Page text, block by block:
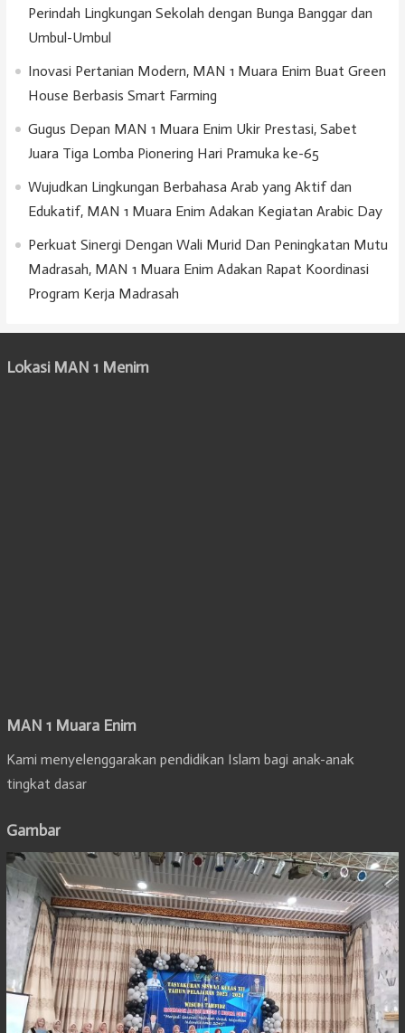
Perindah Lingkungan Sekolah dengan Bunga Banggar dan
Umbul-Umbul
Inovasi Pertanian Modern, MAN 1 Muara Enim Buat Green
House Berbasis Smart Farming
Gugus Depan MAN 1 Muara Enim Ukir Prestasi, Sabet
Juara Tiga Lomba Pionering Hari Pramuka ke-65
Wujudkan Lingkungan Berbahasa Arab yang Aktif dan
Edukatif, MAN 1 Muara Enim Adakan Kegiatan Arabic Day
Perkuat Sinergi Dengan Wali Murid Dan Peningkatan Mutu
Madrasah, MAN 1 Muara Enim Adakan Rapat Koordinasi
Program Kerja Madrasah
Lokasi MAN 1 Menim
MAN 1 Muara Enim
Kami menyelenggarakan pendidikan Islam bagi anak-anak
tingkat dasar
Gambar